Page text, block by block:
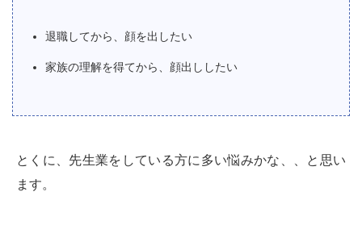
退職してから、顔を出したい
家族の理解を得てから、顔出ししたい
とくに、先生業をしている方に多い悩みかな、、と思い
ます。